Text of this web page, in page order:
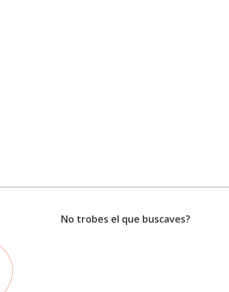
No trobes el que buscaves?